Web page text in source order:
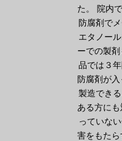
た。 院内
防腐剤で
エタノー
ーでの製
品では３
防腐剤が
製造でき
ある方に
っていな
害をもた